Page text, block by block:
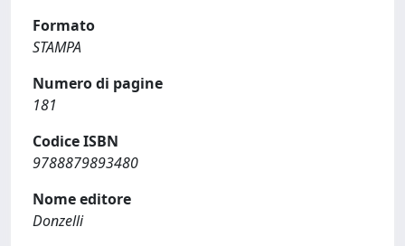
Formato
STAMPA
Numero di pagine
181
Codice ISBN
9788879893480
Nome editore
Donzelli